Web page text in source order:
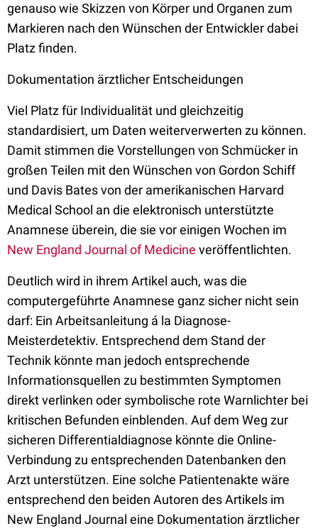
genauso wie Skizzen von Körper und Organen zum
Markieren nach den Wünschen der Entwickler dabei
Platz finden.
Dokumentation ärztlicher Entscheidungen
Viel Platz für Individualität und gleichzeitig
standardisiert, um Daten weiterverwerten zu können.
Damit stimmen die Vorstellungen von Schmücker in
großen Teilen mit den Wünschen von Gordon Schiff
und Davis Bates von der amerikanischen Harvard
Medical School an die elektronisch unterstützte
Anamnese überein, die sie vor einigen Wochen im
New England Journal of Medicine veröffentlichten.
Deutlich wird in ihrem Artikel auch, was die
computergeführte Anamnese ganz sicher nicht sein
darf: Ein Arbeitsanleitung á la Diagnose-
Meisterdetektiv. Entsprechend dem Stand der
Technik könnte man jedoch entsprechende
Informationsquellen zu bestimmten Symptomen
direkt verlinken oder symbolische rote Warnlichter bei
kritischen Befunden einblenden. Auf dem Weg zur
sicheren Differentialdiagnose könnte die Online-
Verbindung zu entsprechenden Datenbanken den
Arzt unterstützen. Eine solche Patientenakte wäre
entsprechend den beiden Autoren des Artikels im
New England Journal eine Dokumentation ärztlicher